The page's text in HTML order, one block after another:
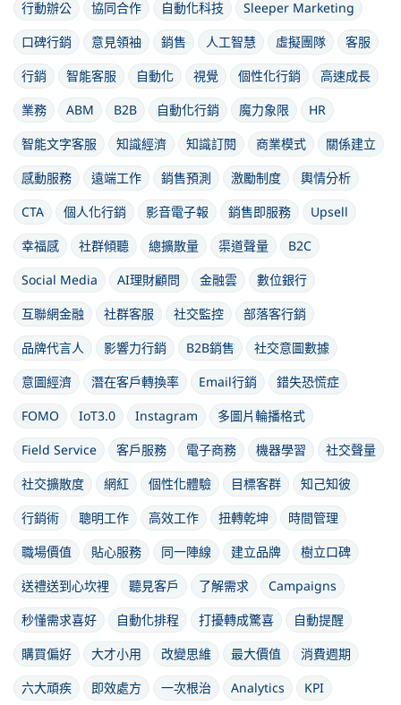
行動辦公
協同合作 自動化科技
Sleeper Marketing
口碑行銷
意見領袖 銷售 人工智慧 虛擬團隊
客服
行銷
智能客服 自動化 視覺 個性化行銷
高速成長
業務
ABM B2B 自動化行銷 魔力象限
HR
智能文字客服
知識經濟 知識訂閱 商業模式
關係建立
感動服務
遠端工作 銷售預測 激勵制度
輿情分析
CTA
個人化行銷 影音電子報 銷售即服務
Upsell
幸福感
社群傾聽 總擴散量 渠道聲量
B2C
Social Media
AI理財顧問 金融雲
數位銀行
互聯網金融
社群客服 社交監控
部落客行銷
品牌代言人
影響力行銷 B2B銷售
社交意圖數據
意圖經濟
潛在客戶轉換率 Email行銷
錯失恐慌症
FOMO
IoT3.0 Instagram
多圖片輪播格式
Field Service
客戶服務 電子商務 機器學習
社交聲量
社交擴散度
網紅 個性化體驗 目標客群
知己知彼
行銷術
聰明工作 高效工作 扭轉乾坤
時間管理
職場價值
貼心服務 同一陣線 建立品牌
樹立口碑
送禮送到心坎裡
聽見客戶 了解需求
Campaigns
秒懂需求喜好
自動化排程 打擾轉成驚喜
自動提醒
購買偏好
大才小用 改變思維 最大價值
消費週期
六大頑疾
即效處方 一次根治 Analytics
KPI